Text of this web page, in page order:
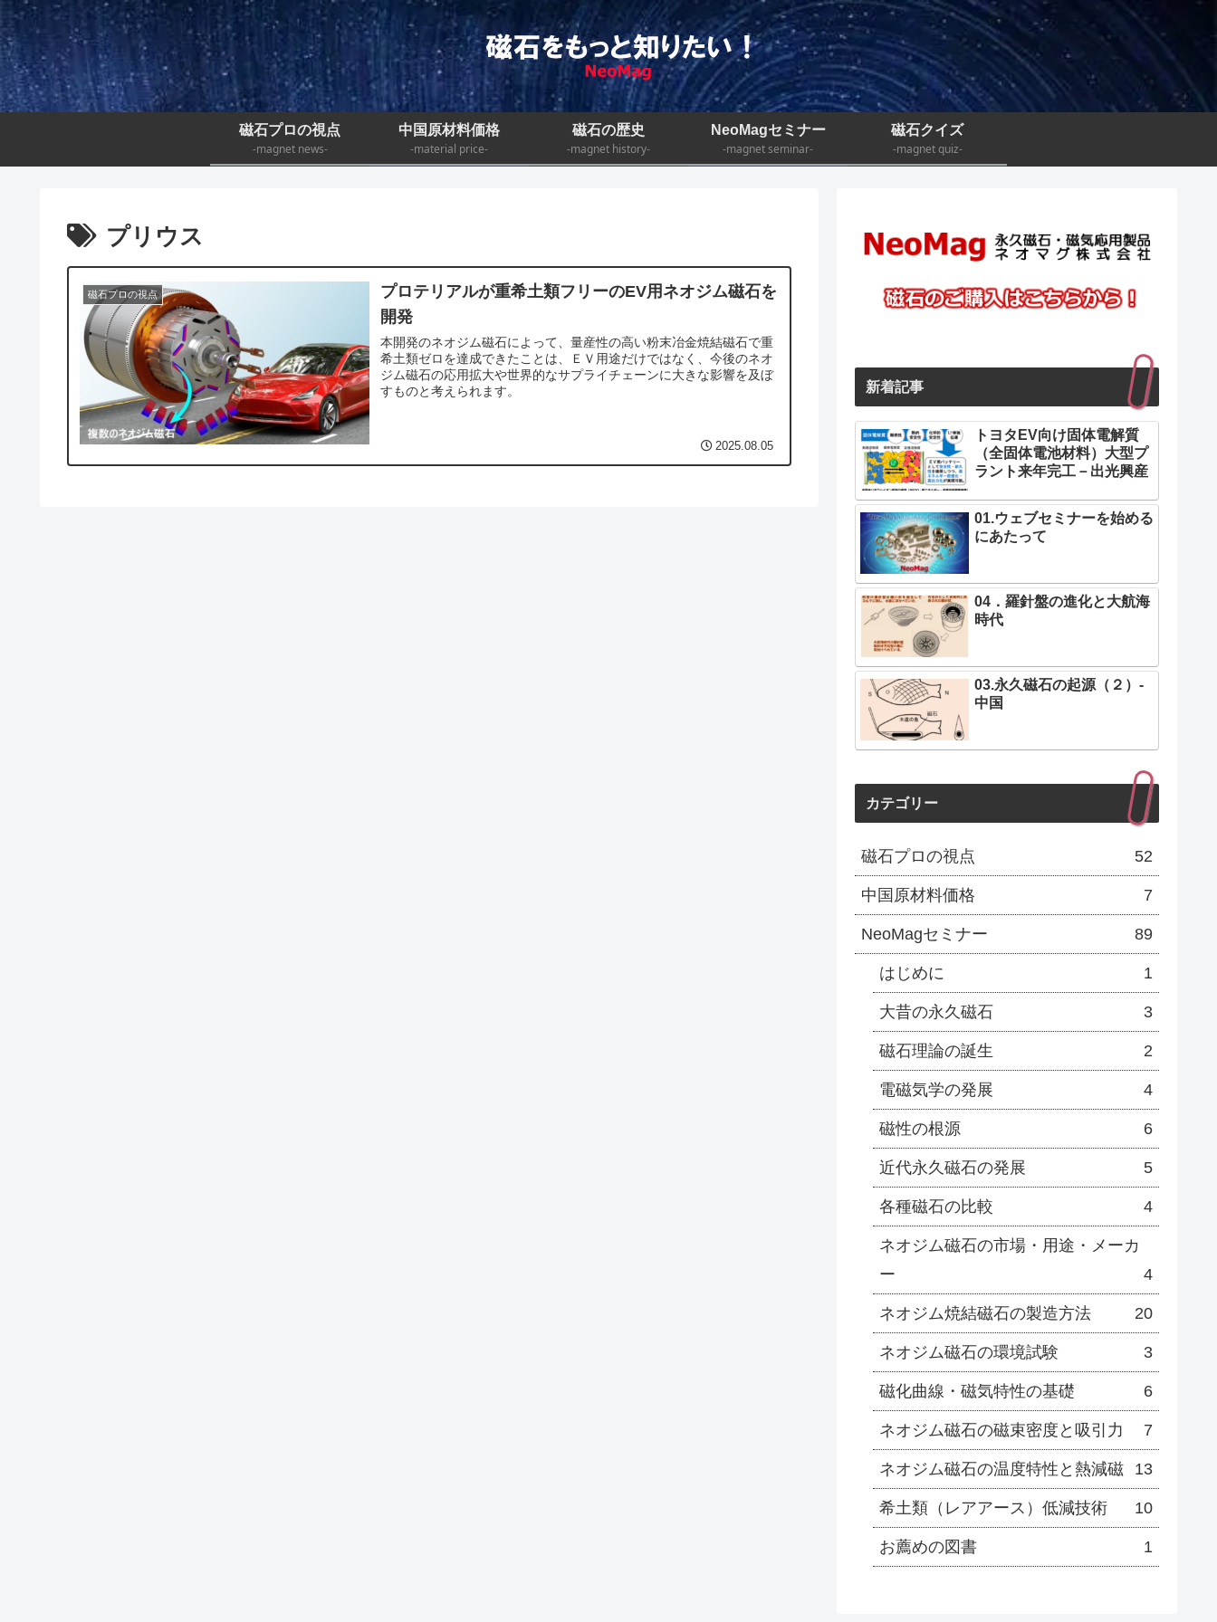
磁石プロの視点
-magnet news-
中国原材料価格
-material price-
磁石の歴史
-magnet history-
NeoMagセミナー
-magnet seminar-
磁石クイズ
-magnet quiz-
プリウス
磁石プロの視点
プロテリアルが重希土類フリーのEV用ネオジム磁石を
開発
本開発のネオジム磁石によって、量産性の高い粉末冶金焼結磁石で重
希土類ゼロを達成できたことは、ＥＶ用途だけではなく、今後のネオ
ジム磁石の応用拡大や世界的なサプライチェーンに大きな影響を及ぼ
すものと考えられます。
2025.08.05
新着記事
トヨタEV向け固体電解質
（全固体電池材料）大型プ
ラント来年完工－出光興産
01.ウェブセミナーを始める
にあたって
04．羅針盤の進化と大航海
時代
03.永久磁石の起源（２）-
中国
カテゴリー
磁石プロの視点 52
中国原材料価格 7
NeoMagセミナー 89
はじめに 1
大昔の永久磁石 3
磁石理論の誕生 2
電磁気学の発展 4
磁性の根源 6
近代永久磁石の発展 5
各種磁石の比較 4
ネオジム磁石の市場・用途・メーカ
ー
4
ネオジム焼結磁石の製造方法 20
ネオジム磁石の環境試験 3
磁化曲線・磁気特性の基礎 6
ネオジム磁石の磁束密度と吸引力 7
ネオジム磁石の温度特性と熱減磁 13
希土類（レアアース）低減技術 10
お薦めの図書 1